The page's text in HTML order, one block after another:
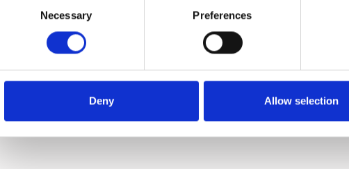
Necessary Preferences
Deny Allow selection
usor programul de lucru, alegi
si itinerariile potrivite stilului tau de